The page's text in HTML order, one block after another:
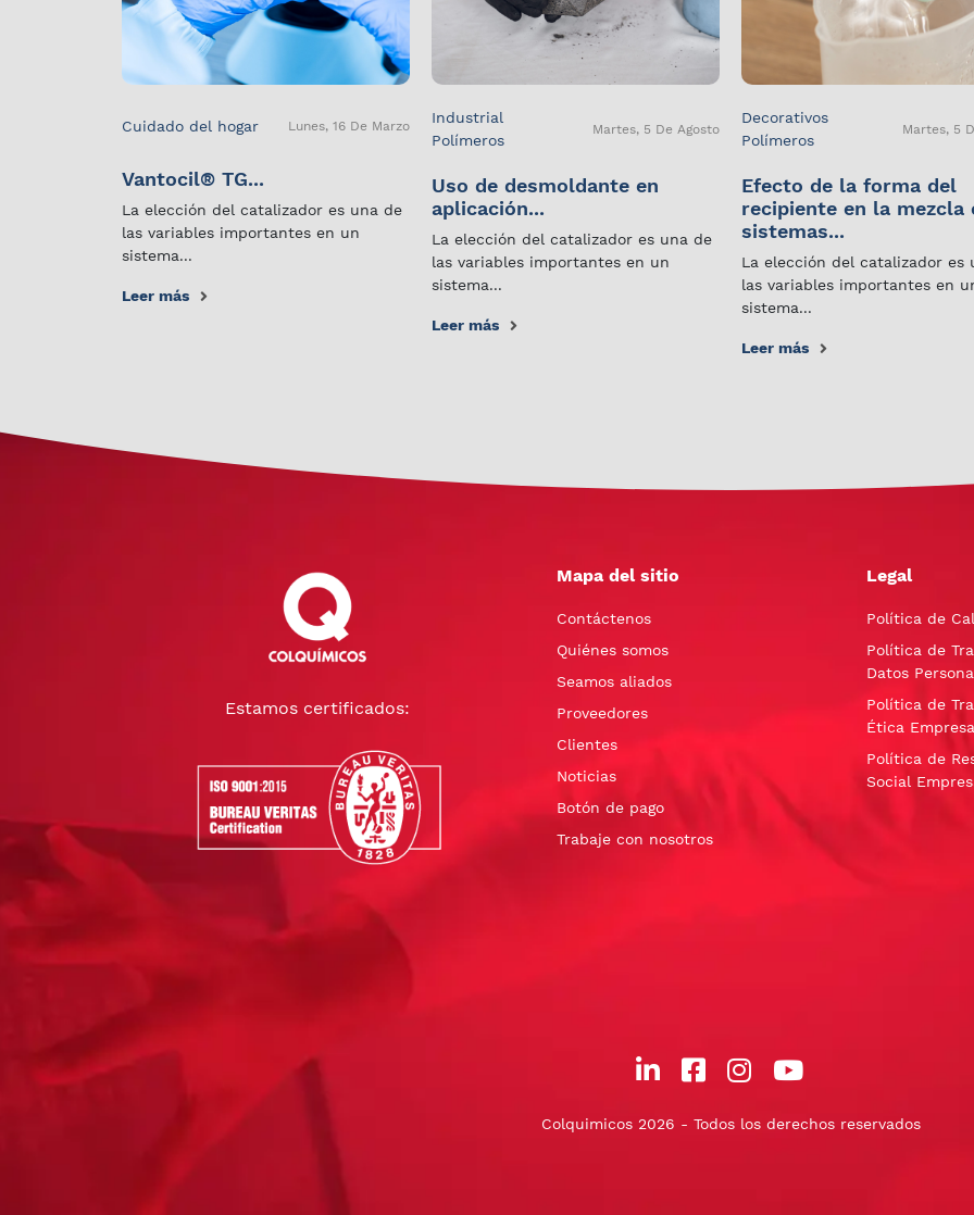
Cuidado del hogar Lunes, 16 De Marzo
Vantocil® TG...
La elección del catalizador es una de
las variables importantes en un
sistema...
Leer más
Industrial
Polímeros
Martes, 5 De Agosto
Uso de desmoldante en
aplicación...
La elección del catalizador es una de
las variables importantes en un
sistema...
Leer más
Decorativos
Polímeros
Martes, 5
Efecto de la forma del
recipiente en la mezcla
sistemas...
La elección del catalizador es
las variables importantes en
sistema...
Leer más
Estamos certificados:
Mapa del sitio
Contáctenos
Quiénes somos
Seamos aliados
Proveedores
Clientes
Noticias
Botón de pago
Trabaje con nosotros
Legal
Política de
Política de
Datos
Política de
Ética
Política de
Social
Colquimicos 2026 - Todos los derechos reservados